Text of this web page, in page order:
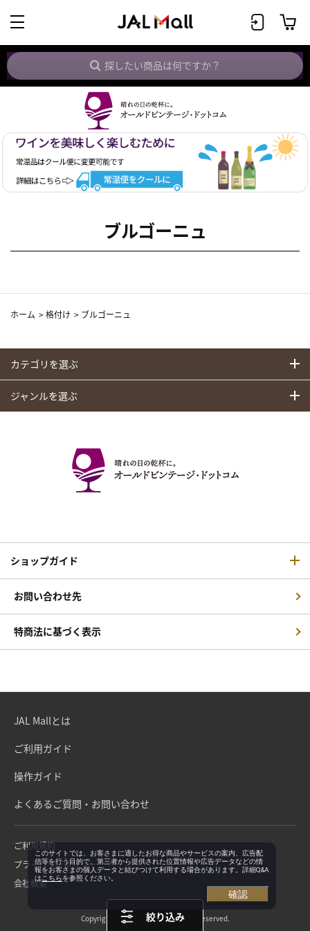
ブルゴーニュ
ホーム >格付け > ブルゴーニュ
カテゴリを選ぶ
ジャンルを選ぶ
絞り込み
ショップガイド
お問い合わせ先
特商法に基づく表示
JAL Mallとは
ご利用ガイド
操作ガイド
よくあるご質問・お問い合わせ
ご利用規約
プライバシーポリシー
会社概要
Copyright©Japan Airlines. All rights reserved.
このサイトでは、お客さまに適したお得な商品やサービスの案内、広告配
信等を行う目的で、第三者から提供された位置情報や広告データなどの情
報をお客さまの個人データと結びつけて利用する場合があります。詳細Q&A
はこちらを参照ください。
確認